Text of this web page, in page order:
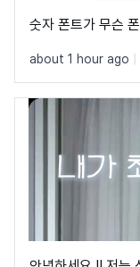
숫자 폰트가 무슨
about 1 hour ago